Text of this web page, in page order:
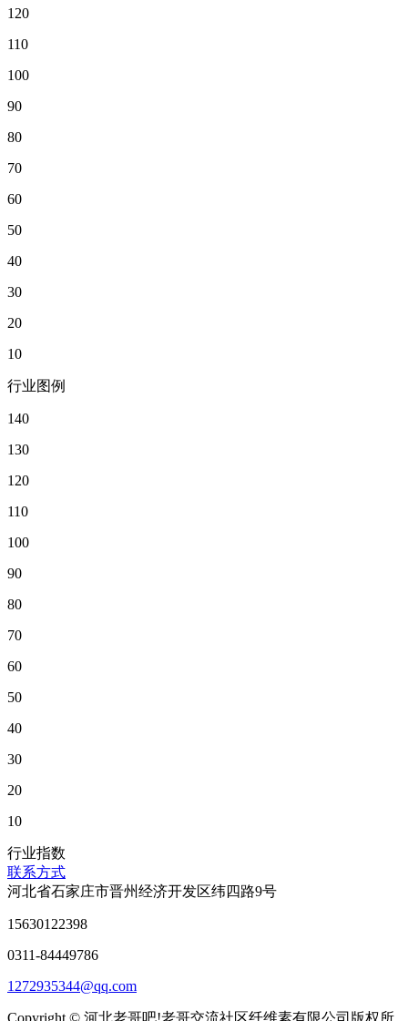
120
110
100
90
80
70
60
50
40
30
20
10
行业图例
140
130
120
110
100
90
80
70
60
50
40
30
20
10
行业指数
联系方式
河北省石家庄市晋州经济开发区纬四路9号
15630122398
0311-84449786
1272935344@qq.com
Copyright © 河北老哥吧!老哥交流社区纤维素有限公司版权所